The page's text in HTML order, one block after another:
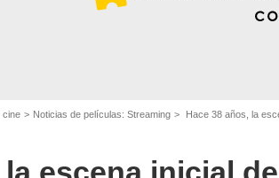
cine Noticias de películas: Streaming Hace 38 años, la escena
Disney+